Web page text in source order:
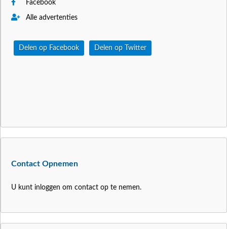
Facebook
Alle advertenties
Delen op Facebook Delen op Twitter
Contact Opnemen
U kunt inloggen om contact op te nemen.